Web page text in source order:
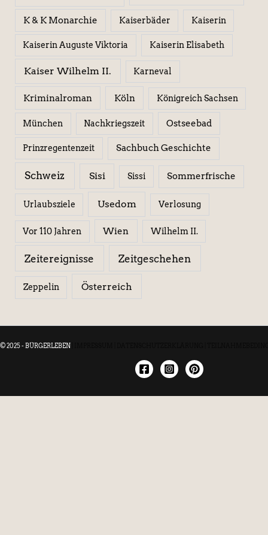
K & K Monarchie Kaiserbäder Kaiserin
Kaiserin Auguste Viktoria Kaiserin Elisabeth
Kaiser Wilhelm II. Karneval
Kriminalroman Köln Königreich Sachsen
München Nachkriegszeit Ostseebad
Prinzregentenzeit Sachbuch Geschichte
Schweiz Sisi Sissi Sommerfrische
Urlaubsziele Usedom Verlosung
Vor 110 Jahren Wien Wilhelm II.
Zeitereignisse Zeitgeschehen
Zeppelin Österreich
© 2025 - BÜRGERLEBEN